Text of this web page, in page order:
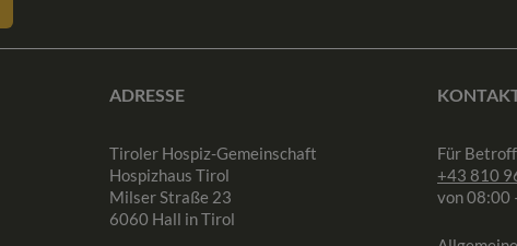
ADRESSE
Tiroler Hospiz-Gemeinschaft
Hospizhaus Tirol
Milser Straße 23
6060 Hall in Tirol
Für
+43 810
von 08:00